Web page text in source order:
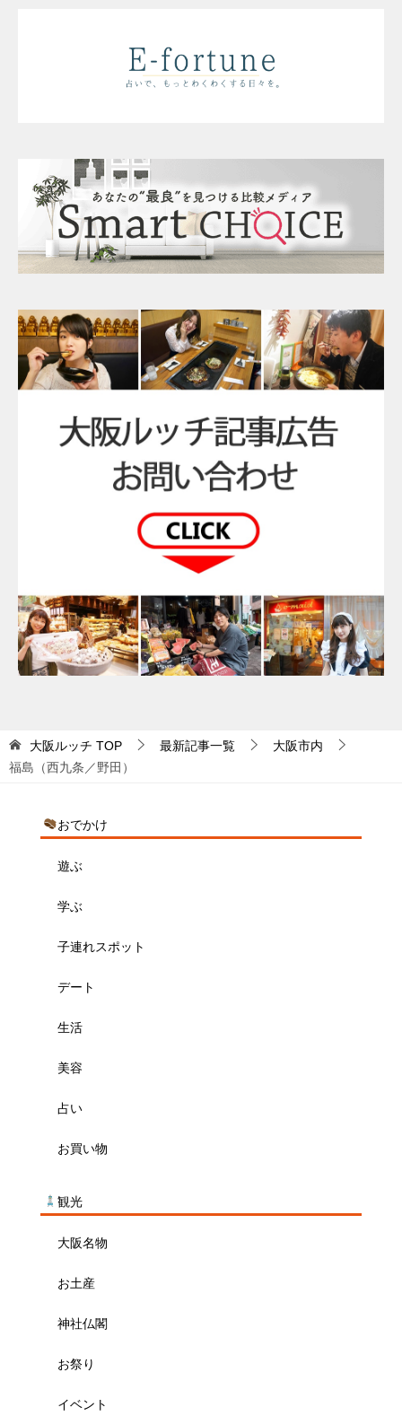
大阪ルッチ TOP 最新記事一覧
大阪市内
福島（西九条／野田）
おでかけ
遊ぶ
学ぶ
子連れスポット
デート
生活
美容
占い
お買い物
観光
大阪名物
お土産
神社仏閣
お祭り
イベント